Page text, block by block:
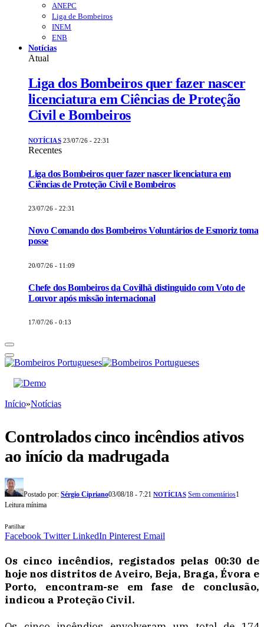
ANEPC
Liga de Bombeiros
INEM
ENB
Notícias
Atual
Liga dos Bombeiros quer fazer nascer
licenciatura em Ciências de Proteção
Civil e Bombeiros
NOTÍCIAS 23/07/26 - 22:31
Recentes
Liga dos Bombeiros quer fazer nascer licenciatura em
Ciências de Proteção Civil e Bombeiros
23/07/26 - 22:31
Novo Comando dos Bombeiros Voluntários de Esmoriz toma
posse
20/07/26 - 11:09
Chefe dos Bombeiros da Covilhã distinguido com Voto de
Louvor após missão internacional
17/07/26 - 0:13
Início»Notícias
Controlados cinco incêndios ativos
ao início da madrugada
Postado por: Sérgio Cipriano03/08/18 - 7:21 NOTÍCIAS Sem comentários1
Leitura mínima
Partilhar
Facebook Twitter LinkedIn Pinterest Email
Os cinco incêndios, registados pelas 00:30 de
hoje nos distritos de Aveiro, Beja, Braga, Évora e
Porto, encontram-se em fase de conclusão,
indicou a Proteção Civil.